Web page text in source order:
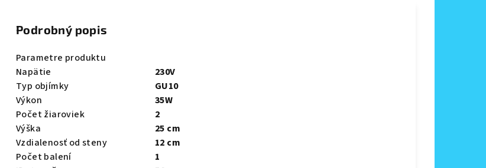
Podrobný popis
Parametre produktu
Napätie
230V
Typ objímky
GU10
Výkon
35W
Počet žiaroviek
2
Výška
25 cm
Vzdialenosť od steny
12 cm
Počet balení
1